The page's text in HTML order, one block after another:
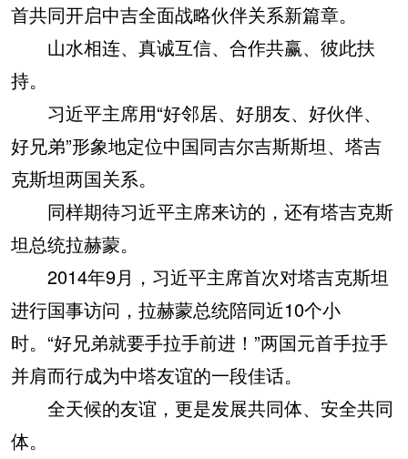
首共同开启中吉全面战略伙伴关系新篇章。
山水相连、真诚互信、合作共赢、彼此扶
持。
习近平主席用“好邻居、好朋友、好伙伴、
好兄弟”形象地定位中国同吉尔吉斯斯坦、塔吉
克斯坦两国关系。
同样期待习近平主席来访的，还有塔吉克斯
坦总统拉赫蒙。
2014年9月，习近平主席首次对塔吉克斯坦
进行国事访问，拉赫蒙总统陪同近10个小
时。“好兄弟就要手拉手前进！”两国元首手拉手
并肩而行成为中塔友谊的一段佳话。
全天候的友谊，更是发展共同体、安全共同
体。